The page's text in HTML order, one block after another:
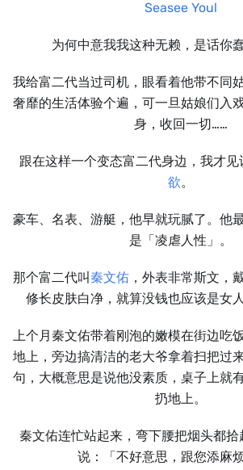
Seasee Youl
为何中意我我这种无赖，是话你
我给富二代当过司机，眼看着他带不同
奢靡的生活体验个遍，可一旦姑娘们入
身，收回一切……
跟在这样一个变态富二代身边，我才见
欲。
豪车、名表、游艇，他早就玩腻了。他
是「凌虐人性」。
那个富二代叫 秦文佑 ，外表非常斯文，
修长皮肤白净，就算没钱也应该是女
上个月秦文佑带着刚泡的嫩模在街边吃
地上，旁边搞清洁的老大爷拿着扫把过
句，大概意思是说他没素质，桌子上就
扔地上。
秦文佑连忙站起来，弯下腰把烟头都
说：「不好意思，跟您添麻烦